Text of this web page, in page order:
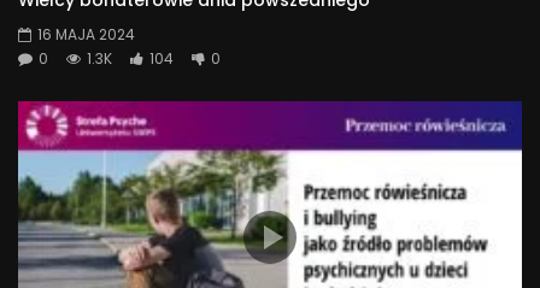
16 MAJA 2024
0
1.3K 104 0